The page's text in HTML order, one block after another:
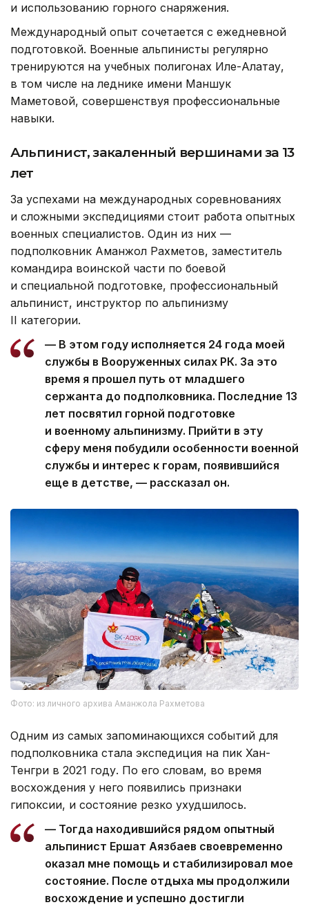
и использованию горного снаряжения.
Международный опыт сочетается с ежедневной
подготовкой. Военные альпинисты регулярно
тренируются на учебных полигонах Иле-Алатау,
в том числе на леднике имени Маншук
Маметовой, совершенствуя профессиональные
навыки.
Альпинист, закаленный вершинами за 13
лет
За успехами на международных соревнованиях
и сложными экспедициями стоит работа опытных
военных специалистов. Один из них —
подполковник Аманжол Рахметов, заместитель
командира воинской части по боевой
и специальной подготовке, профессиональный
альпинист, инструктор по альпинизму
II категории.
— В этом году исполняется 24 года моей
службы в Вооруженных силах РК. За это
время я прошел путь от младшего
сержанта до подполковника. Последние 13
лет посвятил горной подготовке
и военному альпинизму. Прийти в эту
сферу меня побудили особенности военной
службы и интерес к горам, появившийся
еще в детстве, — рассказал он.
Фото: из личного архива Аманжола Рахметова
Одним из самых запоминающихся событий для
подполковника стала экспедиция на пик Хан-
Тенгри в 2021 году. По его словам, во время
восхождения у него появились признаки
гипоксии, и состояние резко ухудшилось.
— Тогда находившийся рядом опытный
альпинист Ершат Аязбаев своевременно
оказал мне помощь и стабилизировал мое
состояние. После отдыха мы продолжили
восхождение и успешно достигли